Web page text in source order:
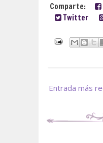
Comparte:
Twitter
Entrada más